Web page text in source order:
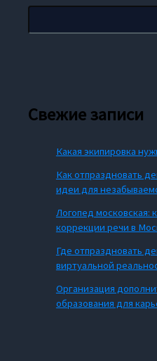
Свежие записи
Какая экипировка
Как отпраздновать
идеи для
Логопед московская:
коррекции речи в
Где отпраздновать
виртуальной
Организация
образования для